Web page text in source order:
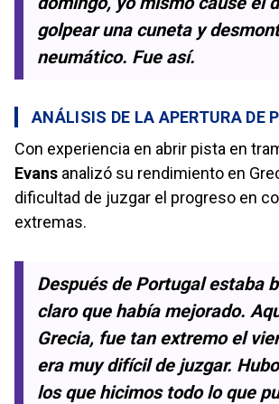
golpear una cuneta y
neumático. Fue así.
ANÁLISIS DE LA APERTURA DE
Con experiencia en abrir pista en
Evans analizó su rendimiento en
dificultad de juzgar el progreso en
extremas.
Después de Portugal estaba
claro que había mejorado.
Grecia, fue tan extremo el
era muy difícil de juzgar.
los que hicimos todo lo que